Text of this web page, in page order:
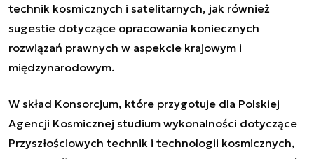
technik kosmicznych i satelitarnych, jak również
sugestie dotyczące opracowania koniecznych
rozwiązań prawnych w aspekcie krajowym i
międzynarodowym.
W skład Konsorcjum, które przygotuje dla Polskiej
Agencji Kosmicznej studium wykonalności dotyczące
Przyszłościowych technik i technologii kosmicznych,